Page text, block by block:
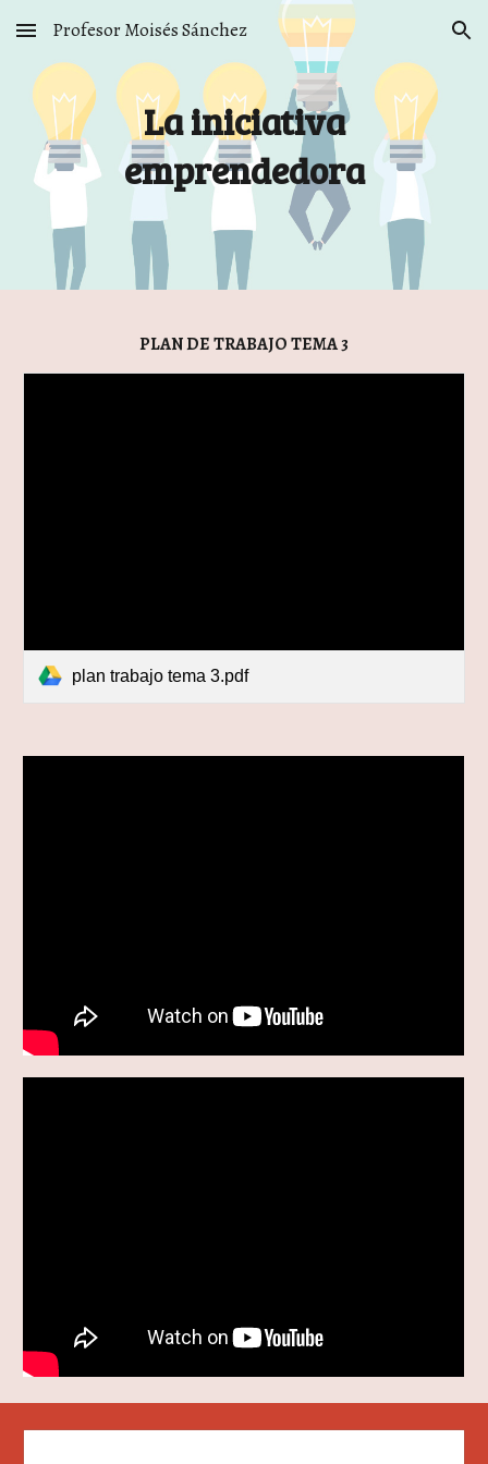
Skip to main content Skip to navigation
Profesor Moisés Sánchez
La iniciativa
emprendedora
PLAN DE TRABAJO TEMA 3
plan trabajo tema 3.pdf